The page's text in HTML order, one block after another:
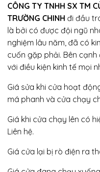
CÔNG TY TNHH SX TM
TRƯỜNG CHINH đi đầu
là bởi có được đội ngũ
nghiệm lâu năm, đã có
cuốn gặp phải. Bên
với điều kiện kinh tế mọi
Giá sửa khi cửa hoạt
má phanh và cửa chạy
Giá khi cửa chạy lên có
Liên hệ.
Giá cửa lại bị rò điện ra